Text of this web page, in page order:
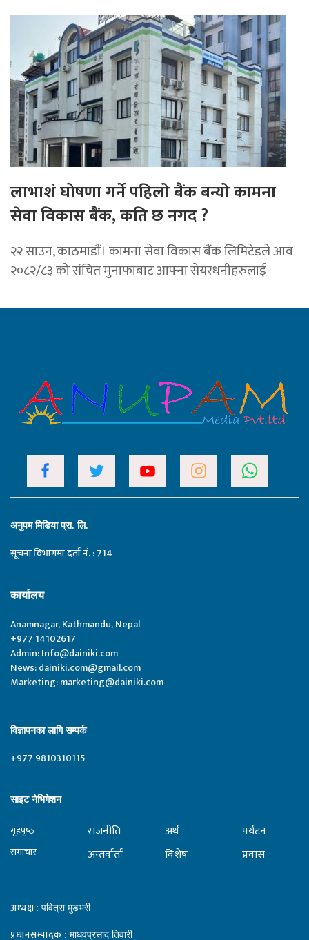
लाभाशं घोषणा गर्ने पहिलो बैंक बन्यो कामना
सेवा विकास बैंक, कति छ नगद ?
२२ साउन, काठमाडाैं। कामना सेवा विकास बैंक लिमिटेडले आव
२०८२/८३ को संचित मुनाफाबाट आफ्ना सेयरधनीहरुलाई
अनुपम मिडिया प्रा. लि.
सूचना विभागमा दर्ता नं. : 714
कार्यालय
Anamnagar, Kathmandu, Nepal
+977 14102617
Admin:Info@dainiki.com
News:dainiki.com@gmail.com
Marketing:marketing@dainiki.com
विज्ञापनका लागि सम्पर्क
+977 9810310115
साइट नेभिगेशन
गृहपृष्‍ठ
समाचार
राजनीति
अन्तर्वार्ता
अर्थ
विशेष
पर्यटन
प्रवास
अध्यक्ष : पवित्रा मुडभरी
प्रधानसम्पादक : माधवप्रसाद तिवारी